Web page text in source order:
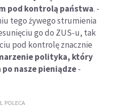
pod kontrolą państwa. -
tego żywego strumienia
go do ZUS-u, tak
pod kontrolę znacznie
polityka, który
nasze pieniądze-
POLECA